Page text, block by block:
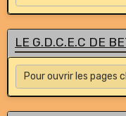
LE G.D.C.E.C DE